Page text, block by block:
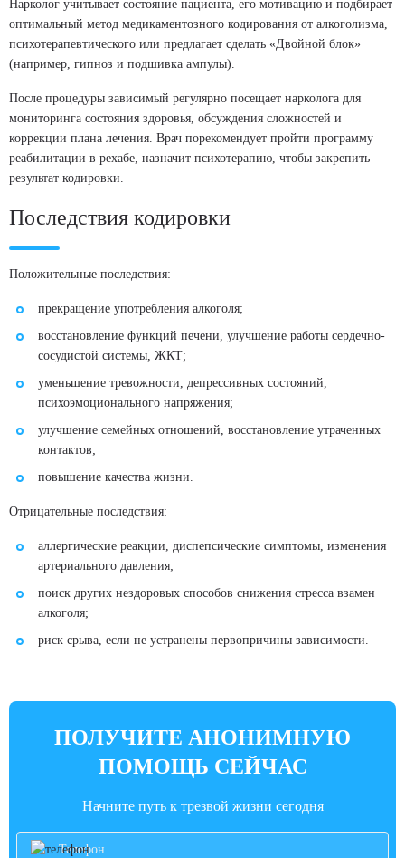
Имплантация препарата Эспераль
8 000₽
ЗАКАЗАТЬ ЗВОНОК
Кодирование по методу Довженко
ЗАКАЗАТЬ ЗВОНОК
Нарколог учитывает состояние пациента, его мотивацию и подбирает
оптимальный метод медикаментозного кодирования от алкоголизма,
психотерапевтического или предлагает сделать «Двойной блок»
(например, гипноз и подшивка ампулы).
После процедуры зависимый регулярно посещает нарколога для
мониторинга состояния здоровья, обсуждения сложностей и
коррекции плана лечения. Врач порекомендует пройти программу
реабилитации в рехабе, назначит психотерапию, чтобы закрепить
результат кодировки.
Последствия кодировки
Положительные последствия:
прекращение употребления алкоголя;
восстановление функций печени, улучшение работы сердечно-
сосудистой системы, ЖКТ;
уменьшение тревожности, депрессивных состояний,
психоэмоционального напряжения;
улучшение семейных отношений, восстановление утраченных
контактов;
повышение качества жизни.
Отрицательные последствия:
аллергические реакции, диспепсические симптомы, изменения
артериального давления;
поиск других нездоровых способов снижения стресса взамен
алкоголя;
риск срыва, если не устранены первопричины зависимости.
ПОЛУЧИТЕ АНОНИМНУЮ
ПОМОЩЬ СЕЙЧАС
Начните путь к трезвой жизни сегодня